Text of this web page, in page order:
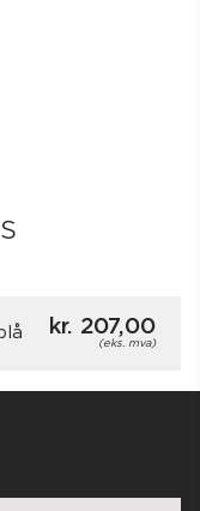
kr. 207,00
(eks. mva)